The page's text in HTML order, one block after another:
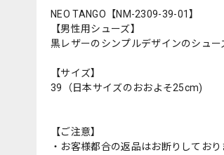
NEO TANGO【NM-2309-39-01】
【男性用シューズ】
黒レザーのシンプルデザインのシュー
【サイズ】
39（日本サイズのおおよそ25cm)
【ご注意】
・お客様都合の返品はお断りしてお